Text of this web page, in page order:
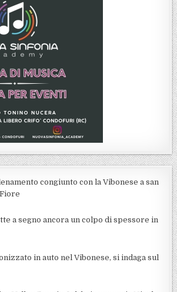
congiunto con la Vibonese a san
a segno ancora un colpo di spessore in
in auto nel Vibonese, si indaga sul